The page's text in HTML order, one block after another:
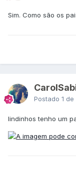
Sim. Como são os
Postado 1
lindinhos tenho um